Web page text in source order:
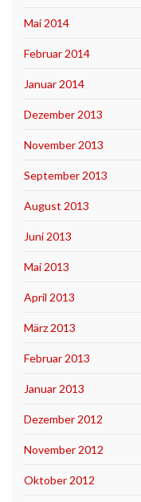
Mai 2014
Februar 2014
Januar 2014
Dezember 2013
November 2013
September 2013
August 2013
Juni 2013
Mai 2013
April 2013
März 2013
Februar 2013
Januar 2013
Dezember 2012
November 2012
Oktober 2012